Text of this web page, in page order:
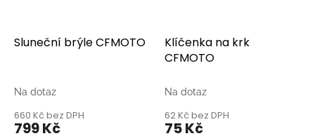
Sluneční brýle CFMOTO
Na dotaz
660 Kč bez DPH
799 Kč
Klíčenka na krk
CFMOTO
Na dotaz
62 Kč bez DPH
75 Kč